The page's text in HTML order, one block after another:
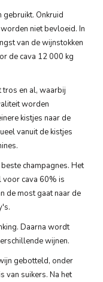
Onkruid
niet bevloeid. In
van de wijnstokken
de cava 12 000 kg
en al, waarbij
worden
kistjes naar de
vanuit de kistjes
champagnes. Het
cava 60% is
de most gaat naar de
Daarna wordt
wijnen.
gebotteld, onder
van suikers. Na het